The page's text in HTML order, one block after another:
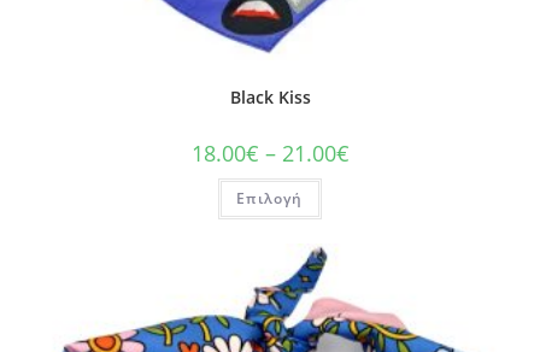
Black Kiss
18.00€ – 21.00€
Επιλογή